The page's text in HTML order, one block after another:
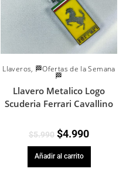
Llaveros, 🏁Ofertas de la Semana
🏁
Llavero Metalico Logo
Scuderia Ferrari Cavallino
$5.990 $4.990
Añadir al carrito